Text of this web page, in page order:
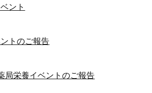
ント
トのご報告
栄養イベントのご報告